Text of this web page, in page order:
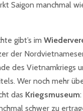
Saigon manchmal
gibt’s im
der
des Vietnamkriegs
Wer noch mehr
das Kriegsmuseum
schwer zu